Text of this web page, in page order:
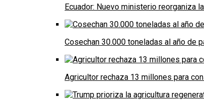
Ecuador: Nuevo ministerio reorganiza
Cosechan 30.000 toneladas al año de
Agricultor rechaza 13 millones para